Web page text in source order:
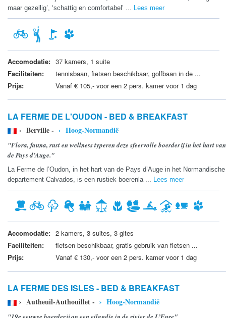
maar gezellig’, ‘schattig en comfortabel’ ... Lees meer
Accomodatie: 37 kamers, 1 suite
Faciliteiten:
tennisbaan, fietsen beschikbaar, golfbaan in de ...
Prijs:
Vanaf € 105,- voor een 2 pers. kamer voor 1 dag
LA FERME DE L'OUDON - BED & BREAKFAST
› Berville - › Hoog-Normandië
"Flora, fauna, rust en wellness typeren deze sfeervolle boerderij in het hart van
de Pays d’Auge."
La Ferme de l’Oudon, in het hart van de Pays d’Auge in het Normandische
departement Calvados, is een rustiek boerenla ... Lees meer
Accomodatie: 2 kamers, 3 suites, 3 gites
Faciliteiten:
fietsen beschikbaar, gratis gebruik van fietsen ...
Prijs:
Vanaf € 130,- voor een 2 pers. kamer voor 1 dag
LA FERME DES ISLES - BED & BREAKFAST
› Autheuil-Authouillet - › Hoog-Normandië